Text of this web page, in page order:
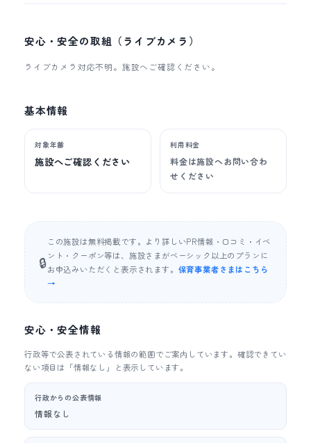
安心・安全の取組（ライブカメラ）
ライブカメラ対応不明。施設へご確認ください。
基本情報
対象年齢
施設へご確認ください
利用料金
料金は施設へお問い合わ
せください
🔒
この施設は無料掲載です。より詳しいPR情報・口コミ・イベ
ント・クーポン等は、施設さまがベーシック以上のプランに
お申込みいただくと表示されます。 保育事業者さまはこちら
→
安心・安全情報
行政等で公表されている情報の範囲でご案内しています。確認できてい
ない項目は「情報なし」と表示しています。
行政からの公表情報
情報なし